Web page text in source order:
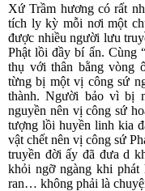
Xứ Trầm hương có rất
tích ly kỳ mỗi nơi một
được nhiều người lưu
Phật lồi đầy bí ẩn. Cùng
thụ với thân bằng vòng
từng bị một vị công sứ
thành. Người bảo vì bị
nguyền nên vị công sứ
tượng lồi huyền linh kia
vật chết nên vị công sứ
truyền đời ấy đã đưa d
khỏi ngỡ ngàng khi
ran… không phải là